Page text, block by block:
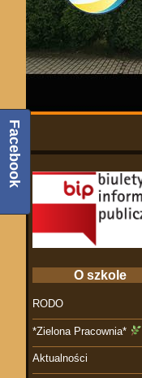
O szkole
RODO
*Zielona Pracownia*
Aktualności
Facebook